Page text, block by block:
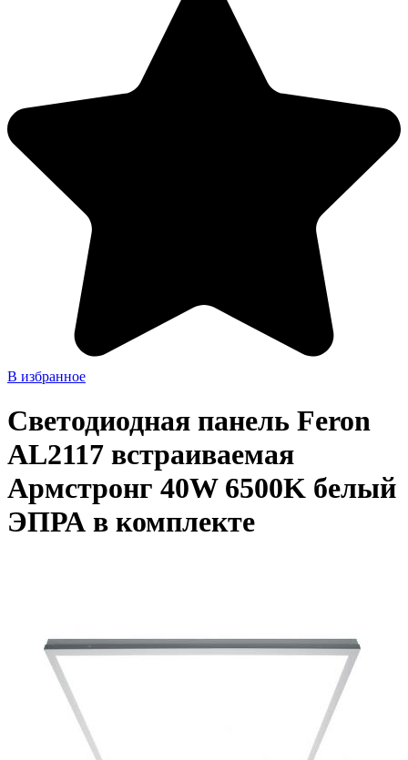
В избранное
Светодиодная панель Feron
AL2117 встраиваемая
Армстронг 40W 6500K белый
ЭПРА в комплекте